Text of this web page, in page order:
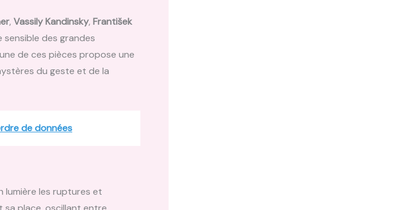
, Vassily Kandinsky, František
des grandes
de ces pièces propose une
du geste et de la
de données
lumière les ruptures et